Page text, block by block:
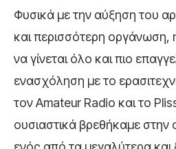
Φυσικά με την αύξηση του
και περισσότερη οργάνωση,
να γίνεται όλο και πιο
ενασχόληση με το
τον Amateur Radio και το
ουσιαστικά βρεθήκαμε